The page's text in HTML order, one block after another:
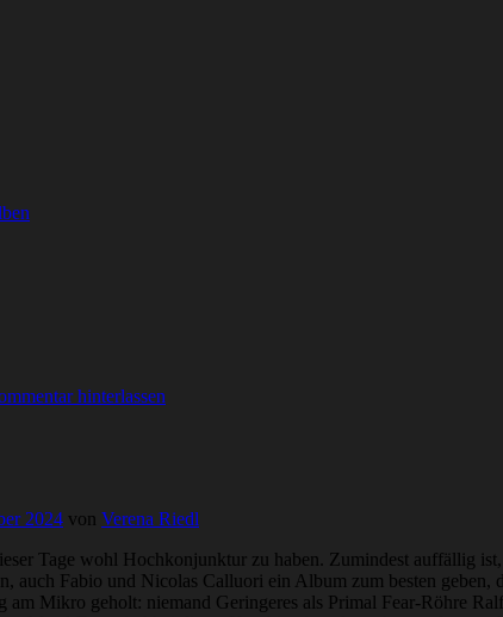
hinterlassen
2024 von Verena Riedl
Tage wohl Hochkonjunktur zu haben. Zumindest auffällig
auch Fabio und Nicolas Calluori ein Album zum besten
Mikro geholt: niemand Geringeres als Primal Fear-Röhre